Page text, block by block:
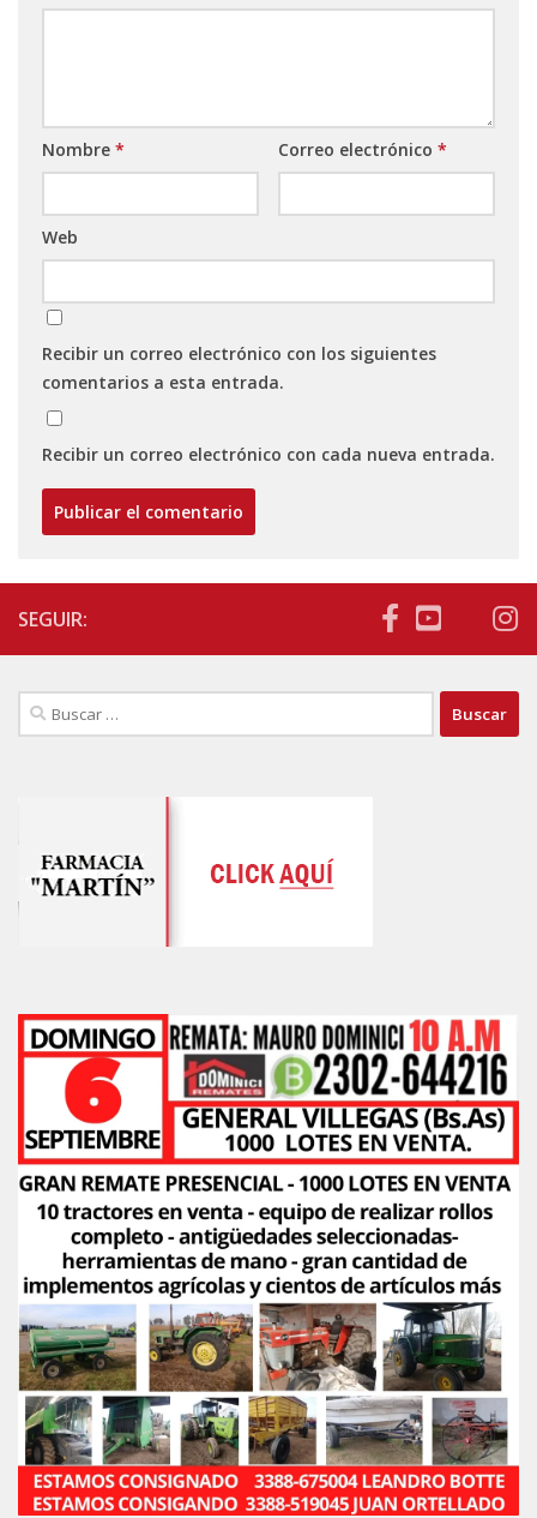
Nombre * Correo electrónico *
Web
Recibir un correo electrónico con los siguientes
comentarios a esta entrada.
Recibir un correo electrónico con cada nueva entrada.
SEGUIR:
Buscar: